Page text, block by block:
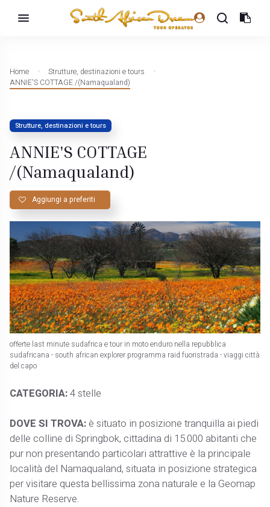
Home
Strutture, destinazioni e tours
ANNIE'S COTTAGE /(Namaqualand)
Strutture, destinazioni e tours
ANNIE'S COTTAGE
/(Namaqualand)
Aggiungi a preferiti
offerte last minute sudafrica e tour in moto enduro nella repubblica
sudafricana - south african explorer programma raid fuoristrada - viaggi città
del capo
CATEGORIA:4 stelle
DOVE SI TROVA:è situato in posizione tranquilla ai piedi
delle colline di Springbok, cittadina di 15.000 abitanti che
pur non presentando particolari attrattive è la principale
località del Namaqualand, situata in posizione strategica
per visitare questa bellissima zona naturale e la Geomap
Nature Reserve.